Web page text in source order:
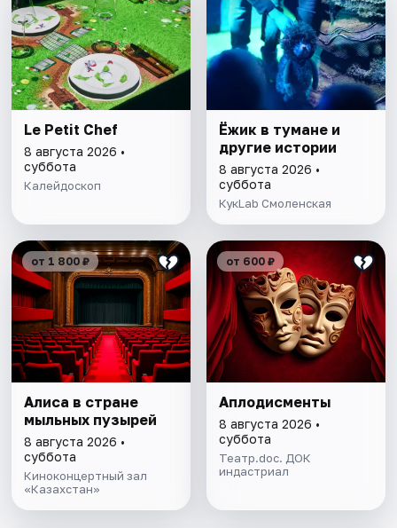
Le Petit Chef
8 августа 2026 •
суббота
Калейдоскоп
Ёжик в тумане и
другие истории
8 августа 2026 •
суббота
КукLab Смоленская
от 1 800 ₽
Алиса в стране
мыльных пузырей
8 августа 2026 •
суббота
Киноконцертный зал
«Казахстан»
от 600 ₽
Аплодисменты
8 августа 2026 •
суббота
Театр.doc. ДОК
индастриал